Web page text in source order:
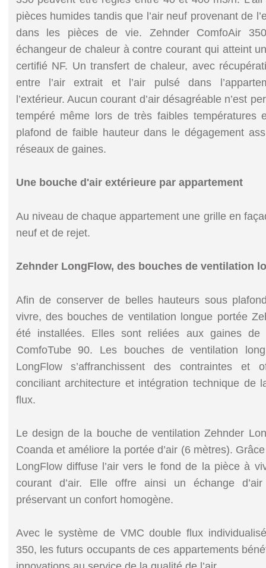
pièces humides tandis que l’air neuf provenant de
dans les pièces de vie. Zehnder ComfoAir
échangeur de chaleur à contre courant qui atteint
certifié NF. Un transfert de chaleur, avec
entre l’air extrait et l’air pulsé dans
l’extérieur. Aucun courant d’air désagréable n’est
tempéré même lors de très faibles températures
plafond de faible hauteur dans le dégagement
réseaux de gaines.
Une bouche d'air extérieure par appartement
Au niveau de chaque appartement une grille en
neuf et de rejet.
Zehnder LongFlow, des bouches de ventilation
Afin de conserver de belles hauteurs sous
vivre, des bouches de ventilation longue portée
été installées. Elles sont reliées aux gaines de
ComfoTube 90. Les bouches de ventilation
LongFlow s’affranchissent des contraintes et
conciliant architecture et intégration technique de
flux.
Le design de la bouche de ventilation Zehnder
Coanda et améliore la portée d’air (6 mètres).
LongFlow diffuse l’air vers le fond de la pièce à
courant d’air. Elle offre ainsi un échange
préservant un confort homogène.
Avec le système de VMC double flux
350, les futurs occupants de ces appartements